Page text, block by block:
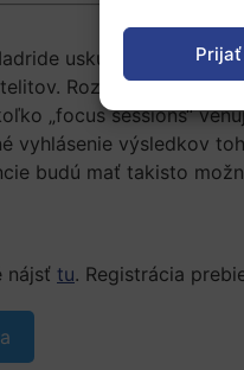
Prijať
uskutoční
Rozsiahly
„focus sessions“
vyhlásenie výsledkov
budú mať takisto
nájsť tu. Registrácia